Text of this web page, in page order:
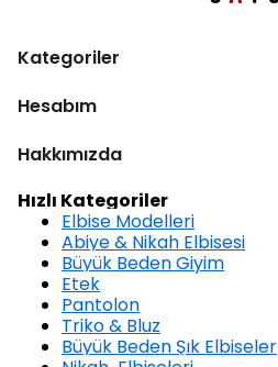
Kategoriler
Hesabım
Hakkımızda
Hızlı Kategoriler
Elbise Modelleri
Abiye & Nikah Elbisesi
Büyük Beden Giyim
Etek
Pantolon
Triko & Bluz
Büyük Beden Şık Elbiseler